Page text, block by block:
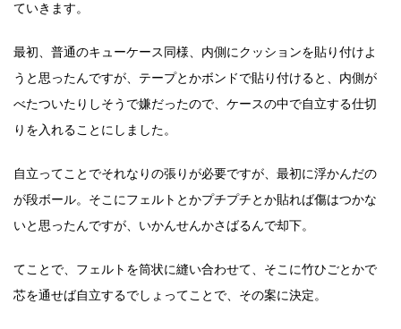
ていきます。
最初、普通のキューケース同様、内側にクッションを貼り付けよ
うと思ったんですが、テープとかボンドで貼り付けると、内側が
べたついたりしそうで嫌だったので、ケースの中で自立する仕切
りを入れることにしました。
自立ってことでそれなりの張りが必要ですが、最初に浮かんだの
が段ボール。そこにフェルトとかプチプチとか貼れば傷はつかな
いと思ったんですが、いかんせんかさばるんで却下。
てことで、フェルトを筒状に縫い合わせて、そこに竹ひごとかで
芯を通せば自立するでしょってことで、その案に決定。